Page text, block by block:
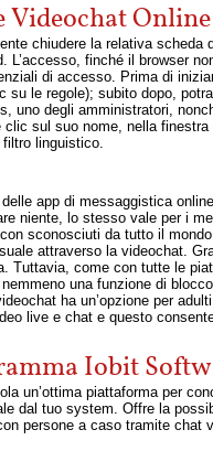
Videochat Online
chiudere la relativa scheda
finché il browser
di accesso. Prima di
le regole); subito dopo,
uno degli amministratori,
sul suo nome, nella
linguistico.
app di messaggistica
niente, lo stesso vale per i
sconosciuti da tutto il
attraverso la videochat.
Tuttavia, come con tutte le
una funzione di
ha un’opzione per
live e chat e questo
Iobit
un’ottima piattaforma per
dal tuo system. Offre la
persone a caso tramite chat